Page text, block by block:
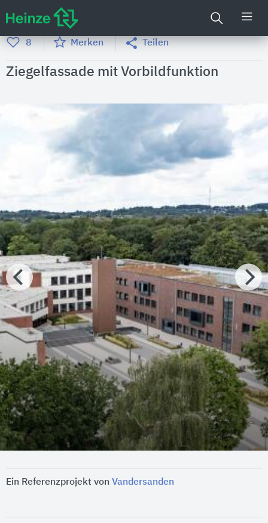
8 Merken Teilen
Ziegelfassade mit Vorbildfunktion
Ein Referenzprojekt von Vandersanden